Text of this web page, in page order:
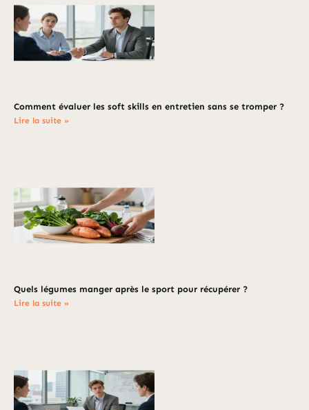
Comment évaluer les soft skills en entretien sans se tromper ?
Lire la suite »
Quels légumes manger après le sport pour récupérer ?
Lire la suite »